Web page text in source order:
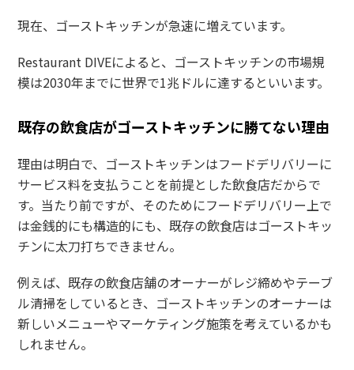
現在、ゴーストキッチンが急速に増えています。
Restaurant DIVEによると、ゴーストキッチンの市場規
模は2030年までに世界で1兆ドルに達するといいます。
既存の飲食店がゴーストキッチンに勝てない理由
理由は明白で、ゴーストキッチンはフードデリバリーに
サービス料を支払うことを前提とした飲食店だからで
す。当たり前ですが、そのためにフードデリバリー上で
は金銭的にも構造的にも、既存の飲食店はゴーストキッ
チンに太刀打ちできません。
例えば、既存の飲食店舗のオーナーがレジ締めやテーブ
ル清掃をしているとき、ゴーストキッチンのオーナーは
新しいメニューやマーケティング施策を考えているかも
しれません。